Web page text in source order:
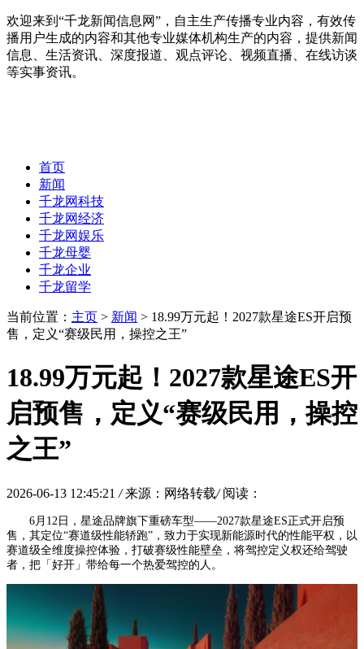
欢迎来到“千龙新闻信息网”，自主生产传播专业内容，有效传
播用户生成的内容和其他专业媒体机构生产的内容，提供新闻
信息、生活资讯、深度报道、观点评论、视频直播、在线访谈
等实事资讯。
首页
新闻
千龙网科技
千龙网经济
千龙网娱乐
千龙母婴
千龙企业
千龙留学
当前位置： 主页 > 新闻 > 18.99万元起！2027款星途ES开启预
售，定义“赛级民用，操控之王”
18.99万元起！2027款星途ES开
启预售，定义“赛级民用，操控
之王”
2026-06-13 12:45:21 / 来源：网络转载/ 阅读：
6月12日，星途品牌旗下重磅车型——2027款星途ES正式开启预
售，其定位“赛道级性能轿跑”，致力于实现新能源时代的性能平权，以
赛道级全维度操控体验，打破赛级性能壁垒，将驾控定义权还给驾驶
者，把「好开」带给每一个热爱驾控的人。